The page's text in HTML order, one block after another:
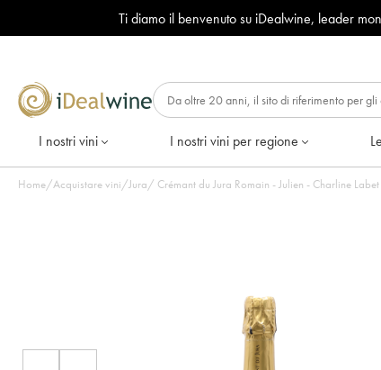
Ti diamo il benvenuto su iDealwine, leader
I nostri vini I nostri vini per regione
Home/Acquistare vini/Jura/ Crémant du Jura Romain - Julien - Charline